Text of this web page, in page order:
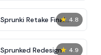
★ 4.8
Sprunki Retake Final
Update
★ 4.9
Sprunked Redesign